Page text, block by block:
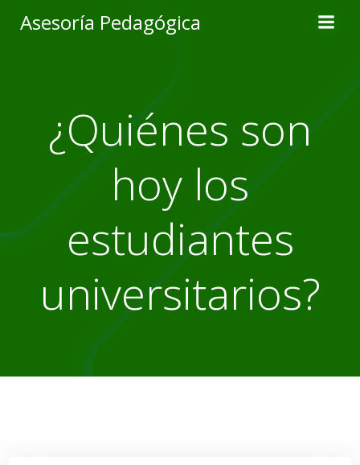
to
Asesoría Pedagógica
¿Quiénes son
hoy los
estudiantes
universitarios?